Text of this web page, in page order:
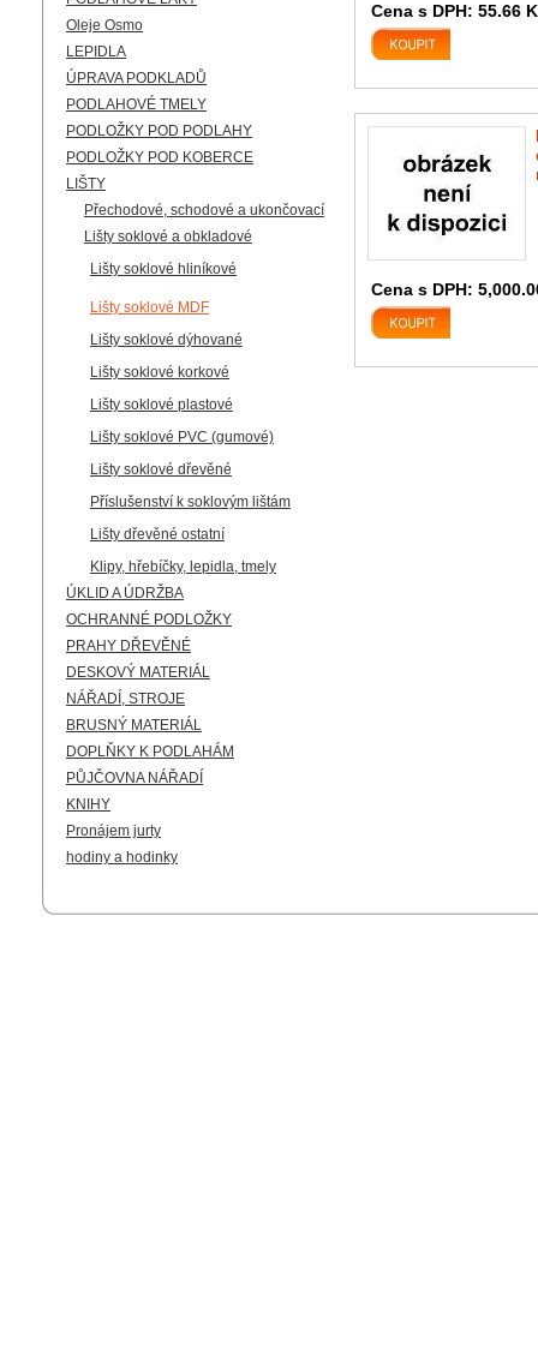
Cena s DPH: 55.66
Cena s DPH:
Oleje Osmo
LEPIDLA
ÚPRAVA PODKLADŮ
PODLAHOVÉ TMELY
PODLOŽKY POD PODLAHY
PODLOŽKY POD KOBERCE
LIŠTY
Přechodové, schodové a ukončovací
Lišty soklové a obkladové
Lišty soklové hliníkové
Lišty soklové MDF
Lišty soklové dýhované
Lišty soklové korkové
Lišty soklové plastové
Lišty soklové PVC (gumové)
Lišty soklové dřevěné
Příslušenství k soklovým lištám
Lišty dřevěné ostatní
Klipy, hřebíčky, lepidla, tmely
ÚKLID A ÚDRŽBA
OCHRANNÉ PODLOŽKY
PRAHY DŘEVĚNÉ
DESKOVÝ MATERIÁL
NÁŘADÍ, STROJE
BRUSNÝ MATERIÁL
DOPLŇKY K PODLAHÁM
PŮJČOVNA NÁŘADÍ
KNIHY
Pronájem jurty
hodiny a hodinky